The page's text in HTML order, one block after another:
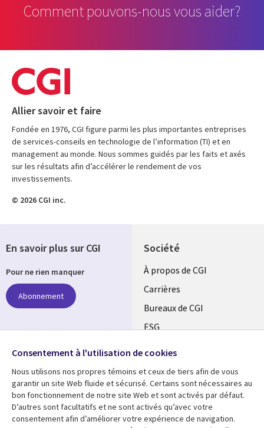
Comment pouvons-nous vous aider?
Allier savoir et faire
Fondée en 1976, CGI figure parmi les plus importantes entreprises
de services-conseils en technologie de l’information (TI) et en
management au monde. Nous sommes guidés par les faits et axés
sur les résultats afin d’accélérer le rendement de vos
investissements.
© 2026 CGI inc.
Société
Useful
links
CANADA
FR
À propos de CGI
Carrières
Bureaux de CGI
ESG
Ressources Support
En savoir plus sur CGI
Pour ne rien manquer
Abonnement
Suivez-nous
Social
Media
CANADA
Consentement à l'utilisation de cookies
Nous utilisons nos propres témoins et ceux de tiers afin de vous
garantir un site Web fluide et sécurisé. Certains sont nécessaires au
bon fonctionnement de notre site Web et sont activés par défaut.
D’autres sont facultatifs et ne sont activés qu’avec votre
consentement afin d’améliorer votre expérience de navigation.